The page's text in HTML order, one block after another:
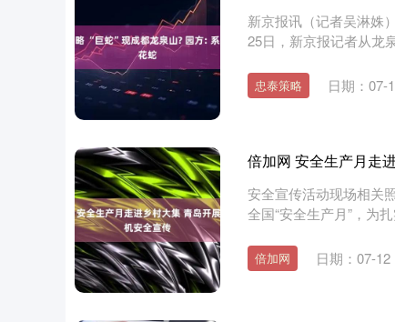
新京报讯（记者吴淋姝
25日，新京报记者从龙
忠泰策略 日期：07-
倍加网 安全生产月走
安全宣传活动现场相关
全国“安全生产月”，为
倍加网 日期：07-12